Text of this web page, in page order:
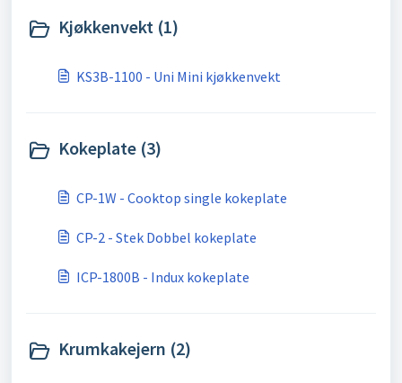
Kjøkkenvekt (1)
KS3B-1100 - Uni Mini kjøkkenvekt
Kokeplate (3)
CP-1W - Cooktop single kokeplate
CP-2 - Stek Dobbel kokeplate
ICP-1800B - Indux kokeplate
Krumkakejern (2)